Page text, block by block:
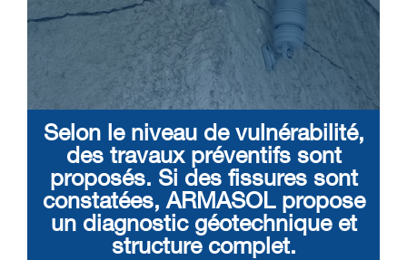
Selon le niveau de vulnérabilité,
des travaux préventifs sont
proposés. Si des fissures sont
constatées, ARMASOL propose
un diagnostic géotechnique et
structure complet.